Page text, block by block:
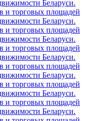
Беларуси.
и торговых площадей
Беларуси.
и торговых площадей
Беларуси.
и торговых площадей
Беларуси.
и торговых площадей
Беларуси.
и торговых площадей
Беларуси.
и торговых площадей
Беларуси.